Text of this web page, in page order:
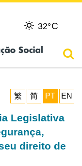
32°C
繁
简 PT EN
Legislativa
direito de